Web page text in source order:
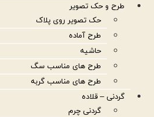
طرح و حک تصویر
حک تصویر روی پلاک
طرح آماده
حاشیه
طرح های مناسب سگ
طرح های مناسب گربه
گردنی – قلاده
گردنی چرم